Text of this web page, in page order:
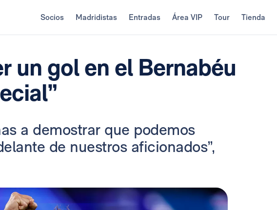
Socios Madridistas Entradas Área VIP Tour Tienda
un gol en el Bernabéu
a demostrar que podemos
de nuestros aficionados”,